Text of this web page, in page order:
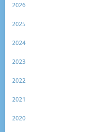
2026
2025
2024
2023
2022
2021
2020